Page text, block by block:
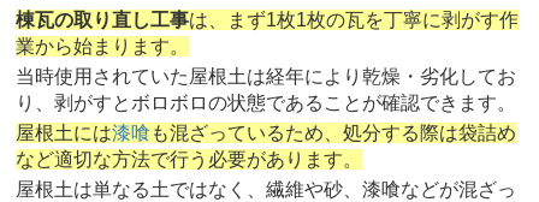
棟瓦の取り直し工事は、まず1枚1枚の瓦を丁寧に剥がす作
業から始まります。
当時使用されていた屋根土は経年により乾燥・劣化してお
り、剥がすとボロボロの状態であることが確認できます。
屋根土には漆喰 も混ざっているため、処分する際は袋詰め
など適切な方法で行う必要があります。
屋根土は単なる土ではなく、繊維や砂、漆喰などが混ざっ